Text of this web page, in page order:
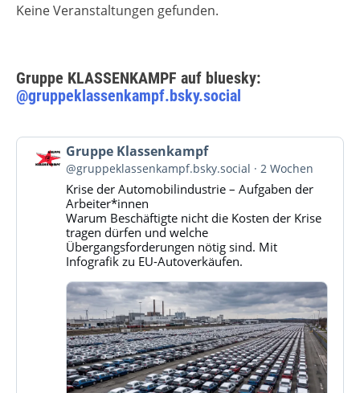
Keine Veranstaltungen gefunden.
Gruppe KLASSENKAMPF auf bluesky:
@gruppeklassenkampf.bsky.social
Beitrag
von
Gruppe
Klassenkampf
Bluesky
ansehen
Gruppe Klassenkampf
@gruppeklassenkampf.bsky.social 2 Wochen
Krise der Automobilindustrie – Aufgaben der
Arbeiter*innen
Warum Beschäftigte nicht die Kosten der Krise
tragen dürfen und welche
Übergangsforderungen nötig sind. Mit
Infografik zu EU-Autoverkäufen.